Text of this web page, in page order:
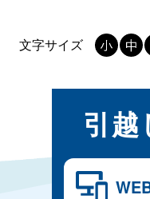
文字サイズ
引越